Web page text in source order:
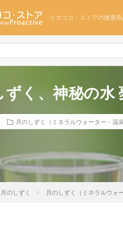
イマココ・ストアの健康
ずく、神秘の水
月のしずく（ミネラルウォーター・温
月のしずく 月のしずく（ミネラルウォ